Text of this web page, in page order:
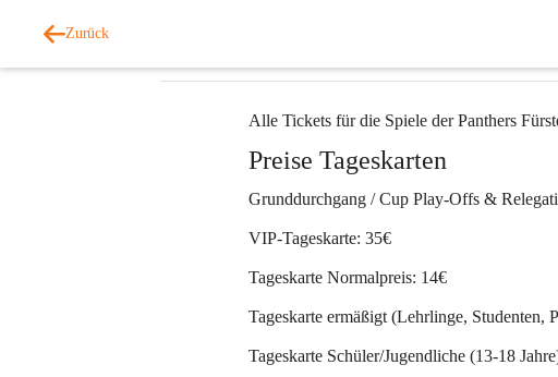
Zurück
Alle Tickets für die Spiele der Panthers
Preise Tageskarten
Grunddurchgang / Cup Play-Offs &
VIP-Tageskarte: 35€
Tageskarte Normalpreis: 14€
Tageskarte ermäßigt (Lehrlinge, Studenten,
Tageskarte Schüler/Jugendliche (13-18